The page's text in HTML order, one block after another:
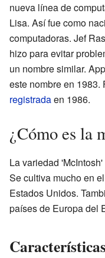
nueva línea de
Lisa. Así fue como
computadoras. Jef
hizo para evitar
un nombre similar.
este nombre en 1983.
registradaen 1986.
¿Cómo es la
La variedad
Se cultiva mucho en
Estados Unidos.
países de Europa del